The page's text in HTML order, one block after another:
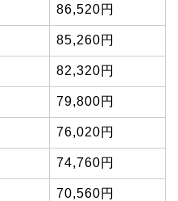
86,520円
85,260円
82,320円
79,800円
76,020円
74,760円
70,560円